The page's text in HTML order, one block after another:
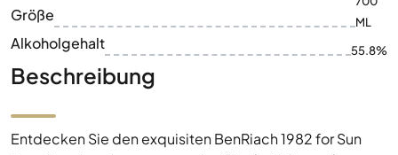
Größe
ML
Alkoholgehalt 55.8%
Beschreibung
Entdecken Sie den exquisiten BenRiach 1982 for Sun